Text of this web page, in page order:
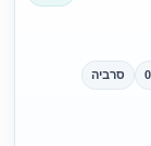
סרביה